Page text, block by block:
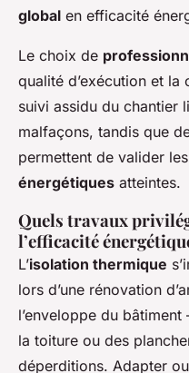
global en efficacité
Le choix de
qualité d’exécution et
suivi assidu du chantier
malfaçons, tandis que
permettent de valider les
énergétiques atteintes.
Quels travaux
l’efficacité
L’isolation thermique
lors d’une rénovation
l’enveloppe du
la toiture ou des
déperditions. Adapter